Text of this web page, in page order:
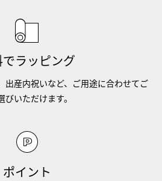
ラッピング
出産内祝いなど、ご用途に合わせてご
いただけます。
ポイント